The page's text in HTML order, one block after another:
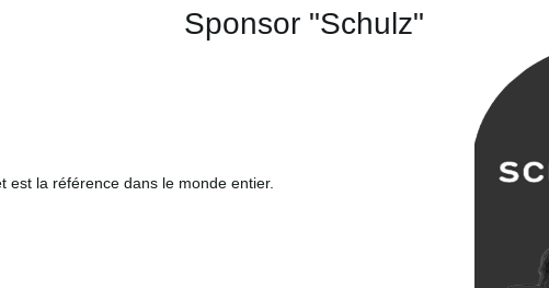
Sponsor "Schulz"
est la référence dans le monde entier.